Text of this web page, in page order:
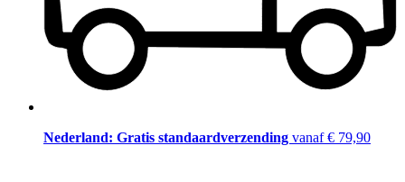
Nederland: Gratis standaardverzending vanaf € 79,90